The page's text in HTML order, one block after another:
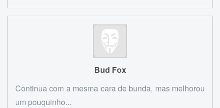
Bud Fox
Continua com a mesma cara de bunda, mas melhorou
um pouquinho...